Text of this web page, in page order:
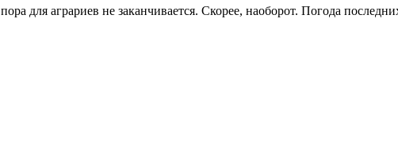
для аграриев не заканчивается. Скорее, наоборот. Погода